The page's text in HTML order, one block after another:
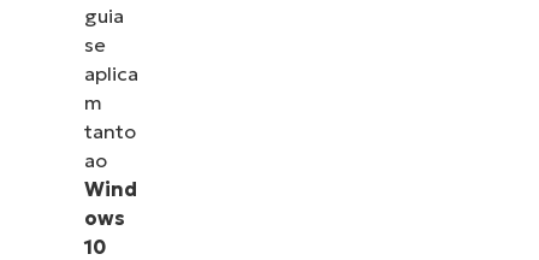
guia
se
aplica
m
tanto
ao
Wind
ows
10